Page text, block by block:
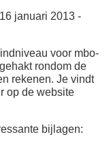
16 januari 2013 -
voor mbo-
rondom de
rekenen. Je vindt
op de website
bijlagen: